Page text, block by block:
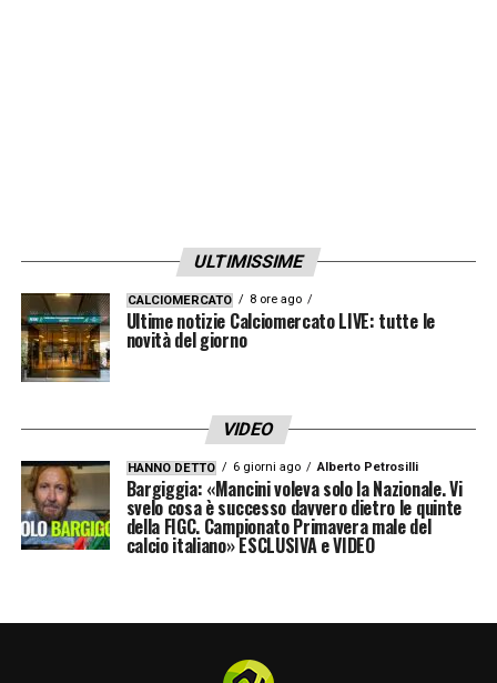
ULTIMISSIME
CALCIOMERCATO 8 ore ago
Ultime notizie Calciomercato LIVE: tutte le
novità del giorno
VIDEO
HANNO DETTO 6 giorni ago Alberto Petrosilli
Bargiggia: «Mancini voleva solo la Nazionale. Vi
svelo cosa è successo davvero dietro le quinte
della FIGC. Campionato Primavera male del
calcio italiano» ESCLUSIVA e VIDEO